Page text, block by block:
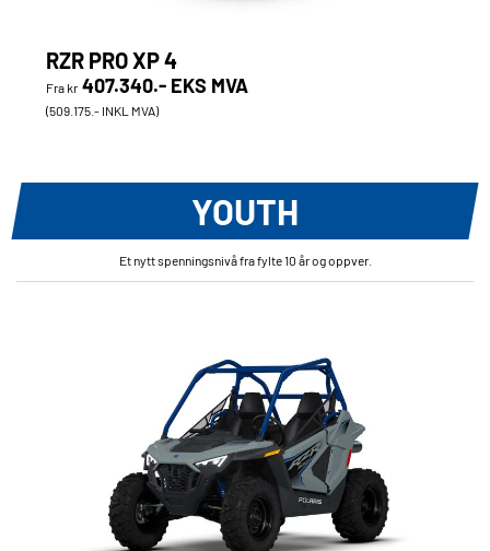
RZR PRO XP 4
Fra kr 407.340.- EKS MVA
(509.175.- INKL MVA)
YOUTH
Et nytt spenningsnivå fra fylte 10 år og oppver.